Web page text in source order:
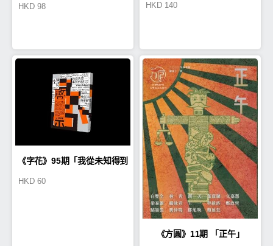
HKD 98 HKD 140
《字花》95期「我從未知得到
HKD 60
《方圓》11期 「正午」